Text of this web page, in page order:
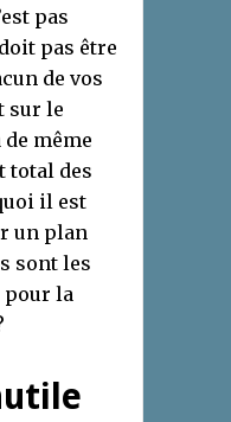
pas
pas être
de vos
sur le
même
total des
il est
un plan
sont les
pour la